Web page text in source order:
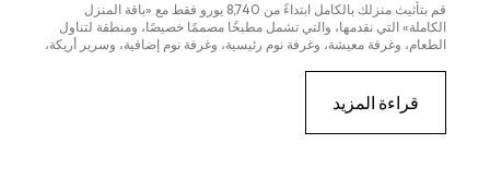
قم بتأثيث منزلك بالكامل ابتداءً من 8,740 يورو فقط مع «باقة المنزل
الكاملة» التي نقدمها، والتي تشمل مطبخًا مصممًا خصيصًا، ومنطقة لتناول
الطعام، وغرفة معيشة، وغرفة نوم رئيسية، وغرفة نوم إضافية، وسرير أريكة،
قراءة المزيد